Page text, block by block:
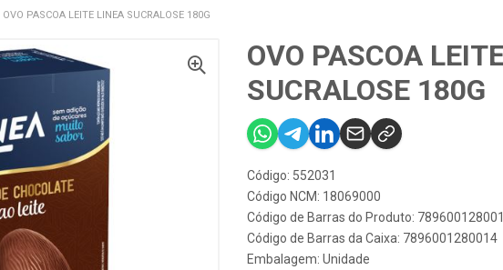
OVO PASCOA LEITE LINEA SUCRALOSE 180G
OVO PASCOA
SUCRALOSE 180G
Código: 552031
Código NCM: 18069000
Código de Barras do Produto:
Código de Barras da Caixa: 7896001280014
Embalagem: Unidade